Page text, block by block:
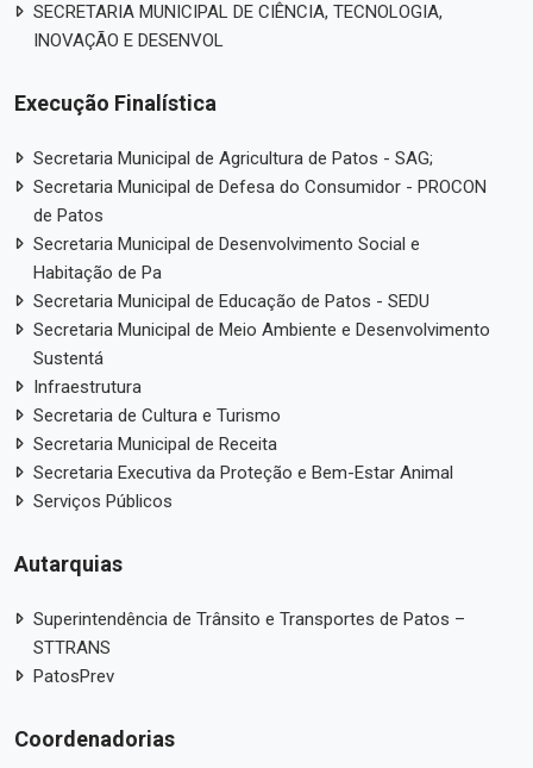
SECRETARIA MUNICIPAL DE CIÊNCIA, TECNOLOGIA,
INOVAÇÃO E DESENVOL
Execução Finalística
Secretaria Municipal de Agricultura de Patos - SAG;
Secretaria Municipal de Defesa do Consumidor - PROCON
de Patos
Secretaria Municipal de Desenvolvimento Social e
Habitação de Pa
Secretaria Municipal de Educação de Patos - SEDU
Secretaria Municipal de Meio Ambiente e Desenvolvimento
Sustentá
Infraestrutura
Secretaria de Cultura e Turismo
Secretaria Municipal de Receita
Secretaria Executiva da Proteção e Bem-Estar Animal
Serviços Públicos
Autarquias
Superintendência de Trânsito e Transportes de Patos –
STTRANS
PatosPrev
Coordenadorias